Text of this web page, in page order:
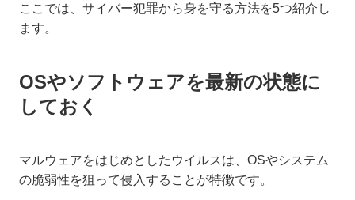
ここでは、サイバー犯罪から身を守る方法を5つ紹介し
ます。
OSやソフトウェアを最新の状態に
しておく
マルウェアをはじめとしたウイルスは、OSやシステム
の脆弱性を狙って侵入することが特徴です。